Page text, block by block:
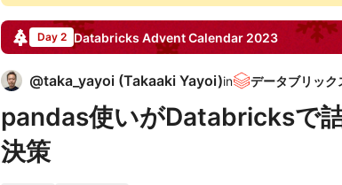
Day 2 Databricks Advent Calendar 2023
@taka_yayoi (Takaaki Yayoi)in
pandas使いがDatabricksで
決策